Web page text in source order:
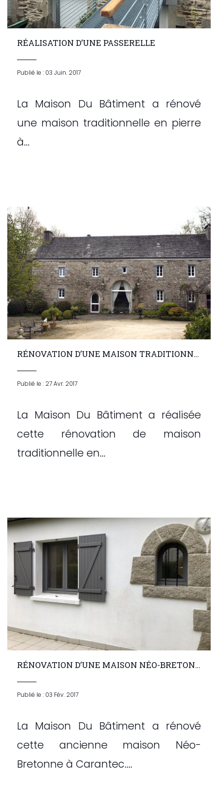
RÉALISATION D’UNE PASSERELLE
Publié le : 03 Juin. 2017
La Maison Du Bâtiment a rénové
une maison traditionnelle en pierre
à…
RÉNOVATION D’UNE MAISON TRADITIONNELLE
Publié le : 27 Avr. 2017
La Maison Du Bâtiment a réalisée
cette rénovation de maison
traditionnelle en…
RÉNOVATION D’UNE MAISON NÉO-BRETONNE
Publié le : 03 Fév. 2017
La Maison Du Bâtiment a rénové
cette ancienne maison Néo-
Bretonne à Carantec.…